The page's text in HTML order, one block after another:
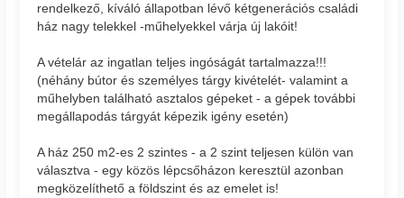
rendelkező, kíváló állapotban lévő kétgenerációs családi
ház nagy telekkel -műhelyekkel várja új lakóit!
A vételár az ingatlan teljes ingóságát tartalmazza!!!
(néhány bútor és személyes tárgy kivételét- valamint a
műhelyben található asztalos gépeket - a gépek további
megállapodás tárgyát képezik igény esetén)
A ház 250 m2-es 2 szintes - a 2 szint teljesen külön van
választva - egy közös lépcsőházon keresztül azonban
megközelíthető a földszint és az emelet is!